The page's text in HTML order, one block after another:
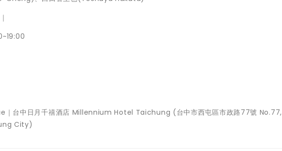
｜台中日月千禧酒店 Millennium Hotel Taichung (台中市西屯區市政路77號
City)